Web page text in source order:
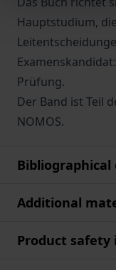
Hauptstudium,
Prüfung.
Der Band ist Teil
NOMOS.
Bibliographical
Additional
Product